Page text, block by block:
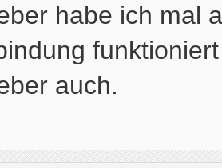
habe ich mal
auch.